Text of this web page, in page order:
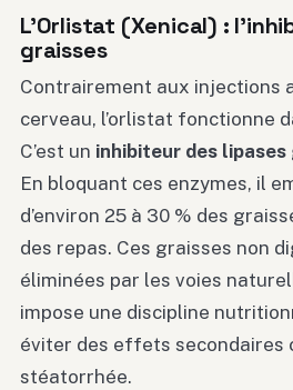
L’Orlistat (Xenical) :
graisses
Contrairement aux injections
cerveau, l’orlistat fonctionne
C’est un inhibiteur des lipases
En bloquant ces enzymes, il
d’environ 25 à 30 % des
des repas. Ces graisses non
éliminées par les voies
impose une discipline
éviter des effets secondaires
stéatorrhée.